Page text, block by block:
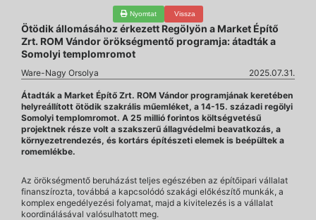
Nyomtat Vissza
Ötödik állomásához érkezett Regölyön a Market Építő
Zrt. ROM Vándor örökségmentő programja: átadták a
Somolyi templomromot
Ware-Nagy Orsolya 2025.07.31.
Átadták a Market Építő Zrt. ROM Vándor programjának keretében
helyreállított ötödik szakrális műemléket, a 14-15. századi regölyi
Somolyi templomromot. A 25 millió forintos költségvetésű
projektnek része volt a szakszerű állagvédelmi beavatkozás, a
környezetrendezés, és kortárs építészeti elemek is beépültek a
romemlékbe.
Az örökségmentő beruházást teljes egészében az építőipari vállalat
finanszírozta, továbbá a kapcsolódó szakági előkészítő munkák, a
komplex engedélyezési folyamat, majd a kivitelezés is a vállalat
koordinálásával valósulhatott meg.